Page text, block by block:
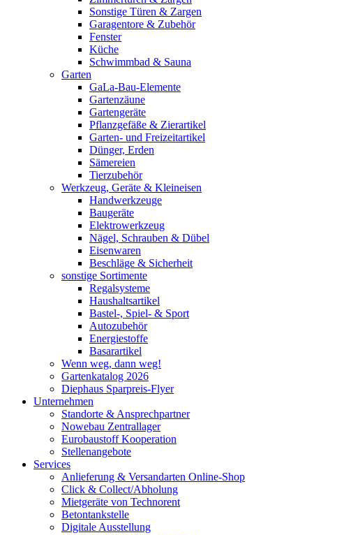
Sonstige Türen & Zargen
Garagentore & Zubehör
Fenster
Küche
Schwimmbad & Sauna
Garten
GaLa-Bau-Elemente
Gartenzäune
Gartengeräte
Pflanzgefäße & Zierartikel
Garten- und Freizeitartikel
Dünger, Erden
Sämereien
Tierzubehör
Werkzeug, Geräte & Kleineisen
Handwerkzeuge
Baugeräte
Elektrowerkzeug
Nägel, Schrauben & Dübel
Eisenwaren
Beschläge & Sicherheit
sonstige Sortimente
Regalsysteme
Haushaltsartikel
Bastel-, Spiel- & Sport
Autozubehör
Energiestoffe
Basarartikel
Wenn weg, dann weg!
Gartenkatalog 2026
Diephaus Sparpreis-Flyer
Unternehmen
Standorte & Ansprechpartner
Nowebau Zentrallager
Eurobaustoff Kooperation
Stellenangebote
Services
Anlieferung & Versandarten Online-Shop
Click & Collect/Abholung
Mietgeräte von Technorent
Betontankstelle
Digitale Ausstellung